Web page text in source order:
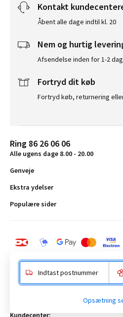
Kontakt
Åbent alle dage indtil kl. 20
Nem og hurtig
Afsendelse inden for 1-2
Fortryd dit køb
Fortryd køb, returnering
Ring 86 26 06 06
Alle ugens dage 8.00 - 20.00
Genveje
Ekstra ydelser
Populære sider
Anelystparken 16, 8381 Tilst. CVR-
Kundecenter:
Indtast postnummer
Opsætning